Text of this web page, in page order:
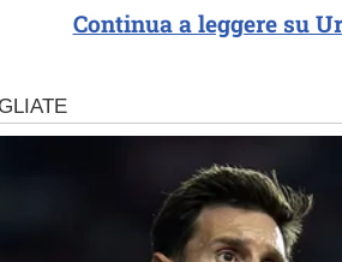
Continua a leggere su